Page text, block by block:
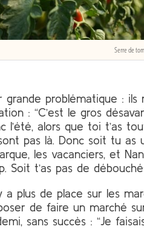
Serre de
grande problématique : ils
: “C’est le gros
l’été, alors que toi t’as
pas là. Donc soit tu as
les vacanciers, et
Soit t’as pas de
a plus de place sur les
de faire un marché
sans succès : “Je